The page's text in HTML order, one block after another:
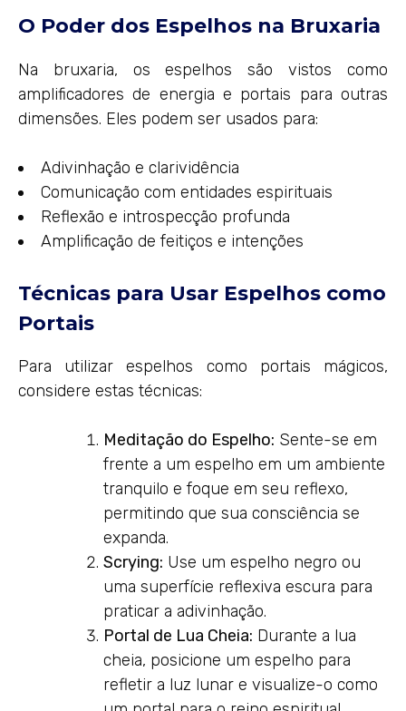
O Poder dos Espelhos na Bruxaria
Na bruxaria, os espelhos são vistos como
amplificadores de energia e portais para outras
dimensões. Eles podem ser usados para:
Adivinhação e clarividência
Comunicação com entidades espirituais
Reflexão e introspecção profunda
Amplificação de feitiços e intenções
Técnicas para Usar Espelhos como
Portais
Para utilizar espelhos como portais mágicos,
considere estas técnicas:
Meditação do Espelho: Sente-se em
frente a um espelho em um ambiente
tranquilo e foque em seu reflexo,
permitindo que sua consciência se
expanda.
Scrying: Use um espelho negro ou
uma superfície reflexiva escura para
praticar a adivinhação.
Portal de Lua Cheia: Durante a lua
cheia, posicione um espelho para
refletir a luz lunar e visualize-o como